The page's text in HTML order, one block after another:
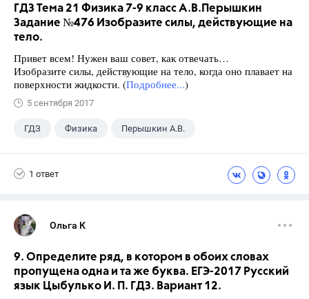
ГДЗ Тема 21 Физика 7-9 класс А.В.Перышкин
Задание №476 Изобразите силы, действующие на
тело.
Привет всем! Нужен ваш совет, как отвечать…
Изобразите силы, действующие на тело, когда оно плавает на
поверхности жидкости. (Подробнее...)
5 сентября 2017
ГДЗ Физика Перышкин А.В.
1 ответ
Ольга К
9. Определите ряд, в котором в обоих словах
пропущена одна и та же буква. ЕГЭ-2017 Русский
язык Цыбулько И. П. ГДЗ. Вариант 12.